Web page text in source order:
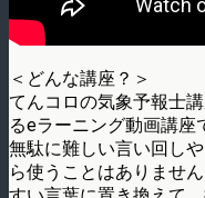
＜どんな講座？＞
てんコロの気象予報士
るeラーニング動画講座
無駄に難しい言い回し
ら使うことはありませ